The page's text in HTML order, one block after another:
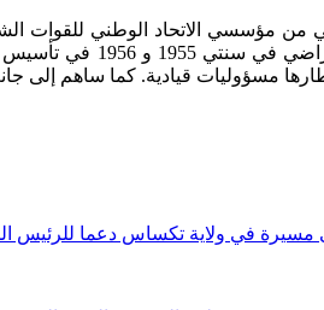
ذلك ساهم
مسؤوليات قيادية. كما ساهم إلى
مسيرة في ولاية تكساس دعما للرئيس